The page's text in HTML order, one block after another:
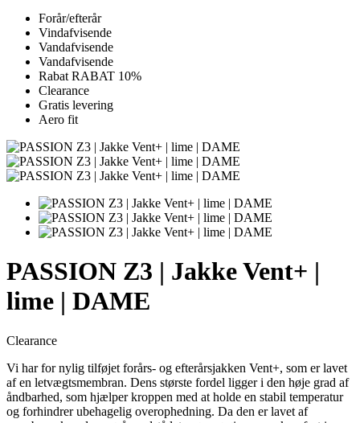
Forår/efterår
Vindafvisende
Vandafvisende
Vandafvisende
Rabat RABAT 10%
Clearance
Gratis levering
Aero fit
PASSION Z3 | Jakke Vent+ |
lime | DAME
Clearance
Vi har for nylig tilføjet forårs- og efterårsjakken Vent+, som er lavet
af en letvægtsmembran. Dens største fordel ligger i den høje grad af
åndbarhed, som hjælper kroppen med at holde en stabil temperatur
og forhindrer ubehagelig overophedning. Da den er lavet af